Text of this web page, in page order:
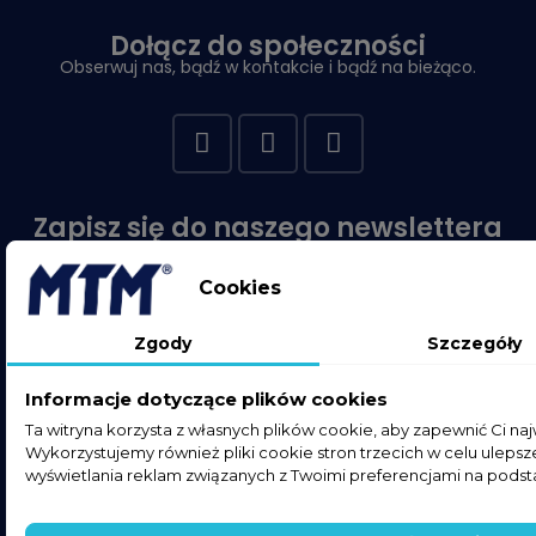
Dołącz do społeczności
Obserwuj nas, bądź w kontakcie i bądź na bieżąco.
Zapisz się do naszego newslettera
I otrzymuj najświeższe informacje z naszego sklepu.
handlowych od MTM Dariusz Seferyński. Zgoda jest dobrowolna. Mam
prawo cofnąć zgodę w każdym czasie (dane przetwarzane są
do czasu cofnięcia zgody). Mam prawo dostępu do danych,
sprostowania, usunięcia lub ograniczenia przetwarzania, prawo
Cookies
Zgody Szczegóły
Informacje dotyczące plików cookies
Ta witryna korzysta z własnych plików cookie, aby zapewnić Ci
Wykorzystujemy również pliki cookie stron trzecich w celu
wyświetlania reklam związanych z Twoimi preferencjami na